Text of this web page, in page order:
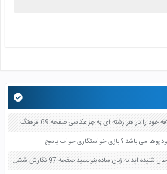
یکی از هنرمندان معاصر مورد علاقه خود را در هر رشته ای به جز عکاسی صفحه 69 فرهنگ و هنر نهم
می باشد ؟ بازی خواستگاری جواب پاسخ
یکی از حکایت هایی را که تا به حال شنیده اید به زبان ساده بنویسید صفحه 97 نگارش ششم دبستان